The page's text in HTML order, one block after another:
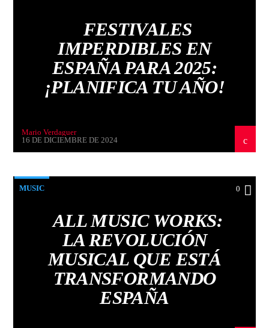
FESTIVALES
IMPERDIBLES EN
ESPAÑA PARA 2025:
¡PLANIFICA TU AÑO!
Mario Verdaguer
16 DE DICIEMBRE DE 2024
MUSIC 0
ALL MUSIC WORKS:
LA REVOLUCIÓN
MUSICAL QUE ESTÁ
TRANSFORMANDO
ESPAÑA